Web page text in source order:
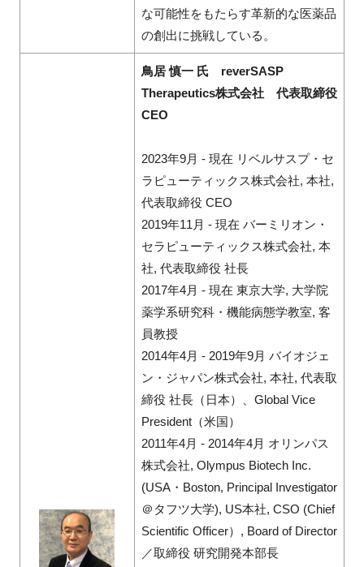
な可能性をもたらす革新的な医薬品
の創出に挑戦している。
鳥居 慎一 氏 reverSASP
Therapeutics株式会社 代表取締役
CEO
2023年9月 - 現在 リベルサスプ・セ
ラピューティックス株式会社, 本社,
代表取締役 CEO
2019年11月 - 現在 バーミリオン・
セラピューティックス株式会社, 本
社, 代表取締役 社長
2017年4月 - 現在 東京大学, 大学院
薬学系研究科・機能病態学教室, 客
員教授
2014年4月 - 2019年9月 バイオジェ
ン・ジャパン株式会社, 本社, 代表取
締役 社長（日本）、Global Vice
President（米国）
2011年4月 - 2014年4月 オリンパス
株式会社, Olympus Biotech Inc.
(USA・Boston, Principal Investigator
＠タフツ大学), US本社, CSO (Chief
Scientific Officer）, Board of Director
／取締役 研究開発本部長